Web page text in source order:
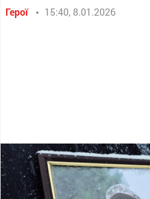
Герої 15:40, 8.01.2026